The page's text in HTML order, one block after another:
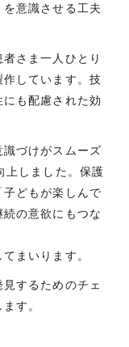
意識させる工夫
さま一人ひとり
しています。技
も配慮された効
づけがスムーズ
上しました。保護
どもが楽しんで
の意欲にもつな
まいります。
するためのチェ
す。